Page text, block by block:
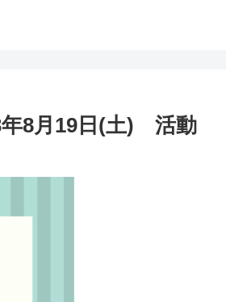
年8月19日(土) 活動